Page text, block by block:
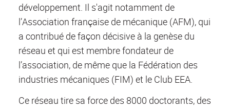
développement. Il s'agit notamment de
l’Association française de mécanique (AFM), qui
a contribué de façon décisive à la genèse du
réseau et qui est membre fondateur de
l’association, de même que la Fédération des
industries mécaniques (FIM) et le Club EEA.
Ce réseau tire sa force des 8000 doctorants, des